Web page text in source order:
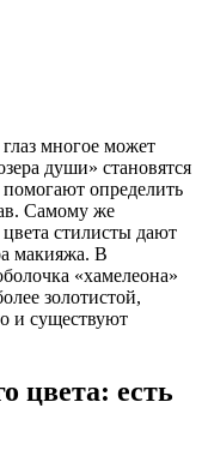
многое может
души» становятся
определить
Самому же
стилисты дают
макияжа. В
«хамелеона»
золотистой,
и существуют
цвета: есть